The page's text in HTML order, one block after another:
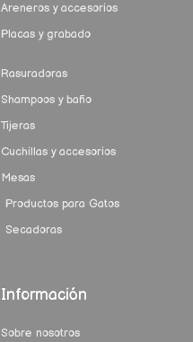
Areneros y accesorios
Placas y grabado
Rasuradoras
Shampoos y baño
Tijeras
Cuchillas y accesorios
Mesas
Productos para Gatos
Secadoras
Información
Sobre nosotros